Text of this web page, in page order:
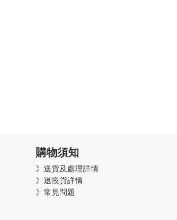
購物須知
》 送貨及處理詳情
》 退換貨詳情
》常見問題